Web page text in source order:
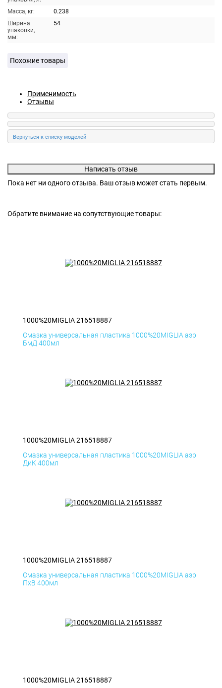
Масса, кг:
0.238
Ширина
упаковки,
мм:
54
Похожие товары
Применимость
Отзывы
Пока нет ни одного отзыва. Ваш отзыв может стать первым.
Обратите внимание на сопутствующие товары:
1000%20MIGLIA 216518887
Смазка универсальная пластика 1000%20MIGLIA аэр
БмД 400мл
1000%20MIGLIA 216518887
Смазка универсальная пластика 1000%20MIGLIA аэр
ДиК 400мл
1000%20MIGLIA 216518887
Смазка универсальная пластика 1000%20MIGLIA аэр
ПхВ 400мл
1000%20MIGLIA 216518887